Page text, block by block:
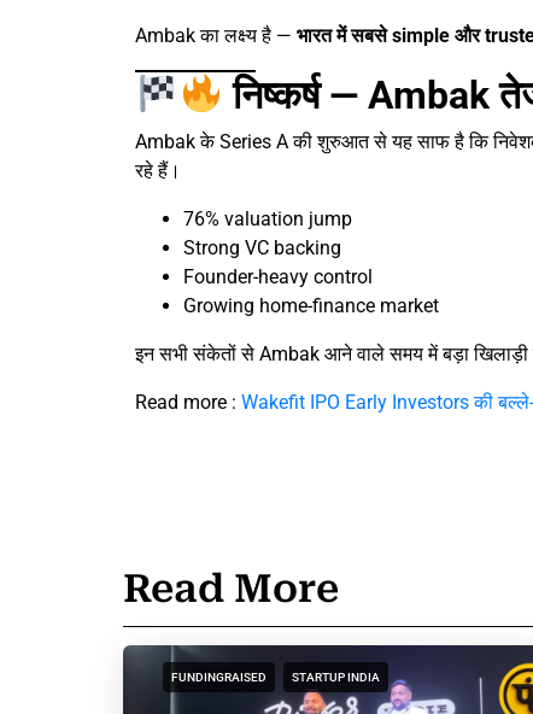
Ambak का लक्ष्य है — भारत में सबसे simple और
निष्कर्ष — Ambak
Ambak के Series A की शुरुआत से यह साफ है कि
रहे हैं।
76% valuation jump
Strong VC backing
Founder-heavy control
Growing home-finance market
इन सभी संकेतों से Ambak आने वाले समय में बड़ा
Read more : Wakefit IPO Early Investors की
Read More
FUNDINGRAISED STARTUP INDIA